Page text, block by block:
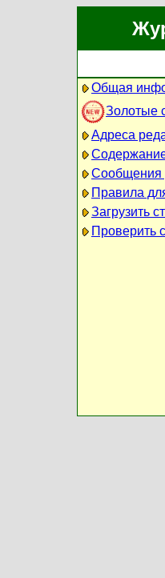
Общая
Золотые
Адреса
Сообщения
Правила
Загрузить
Проверить